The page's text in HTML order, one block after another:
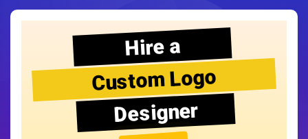
Hire a
Custom Logo
Designer